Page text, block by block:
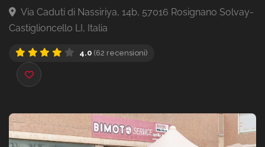
Bimoto Service
Via Caduti di Nassiriya, 14b, 57016 Rosignano